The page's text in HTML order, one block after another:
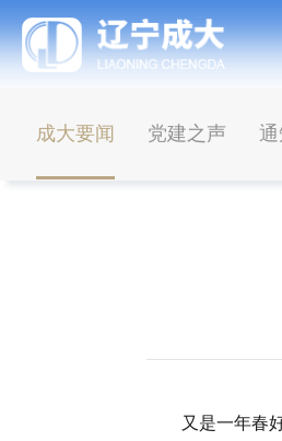
成大要闻 党建之声
又是一年春